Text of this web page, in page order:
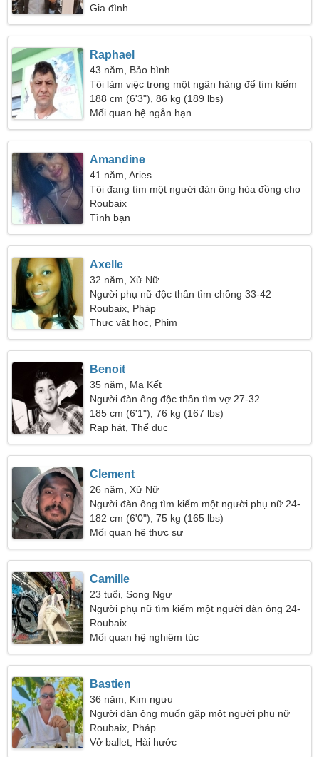
Gia đình
Raphael
43 năm, Bảo bình
Tôi làm việc trong một ngân hàng để tìm kiếm
một người phụ nữ tuyệt vời
188 cm (6'3"), 86 kg (189 lbs)
Mối quan hệ ngắn hạn
Amandine
41 năm, Aries
Tôi đang tìm một người đàn ông hòa đồng cho
một chuyến đi chung
Roubaix
Tình bạn
Axelle
32 năm, Xử Nữ
Người phụ nữ độc thân tìm chồng 33-42
Roubaix, Pháp
Thực vật học, Phim
Benoit
35 năm, Ma Kết
Người đàn ông độc thân tìm vợ 27-32
185 cm (6'1"), 76 kg (167 lbs)
Rạp hát, Thể dục
Clement
26 năm, Xử Nữ
Người đàn ông tìm kiếm một người phụ nữ 24-
28
182 cm (6'0"), 75 kg (165 lbs)
Mối quan hệ thực sự
Camille
23 tuổi, Song Ngư
Người phụ nữ tìm kiếm một người đàn ông 24-
34
Roubaix
Mối quan hệ nghiêm túc
Bastien
36 năm, Kim ngưu
Người đàn ông muốn gặp một người phụ nữ
Roubaix, Pháp
Vở ballet, Hài hước